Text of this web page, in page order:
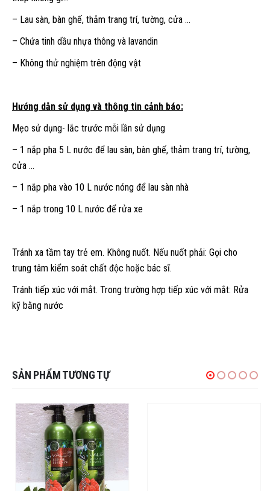
– Lau sàn, bàn ghế, thảm trang trí, tường, cửa …
– Chứa tinh dầu nhựa thông và lavandin
– Không thử nghiệm trên động vật
Hướng dẫn sử dụng và thông tin cảnh báo:
Mẹo sử dụng- lắc trước mỗi lần sử dụng
– 1 nắp pha 5 L nước để lau sàn, bàn ghế, thảm trang trí, tường,
cửa …
– 1 nắp pha vào 10 L nước nóng để lau sàn nhà
– 1 nắp trong 10 L nước để rửa xe
Tránh xa tầm tay trẻ em. Không nuốt. Nếu nuốt phải: Gọi cho
trung tâm kiểm soát chất độc hoặc bác sĩ.
Tránh tiếp xúc với mắt. Trong trường hợp tiếp xúc với mắt: Rửa
kỹ bằng nước
SẢN PHẨM TƯƠNG TỰ